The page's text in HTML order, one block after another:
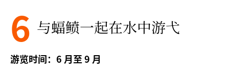
6 与蝠鲼一起在水中游弋
游览时间：6 月至 9 月